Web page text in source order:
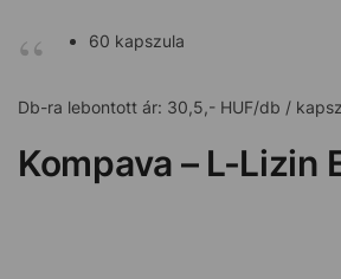
60 kapszula
Db-ra lebontott ár: 30,5,- HUF/db /
Kompava – L-Lizin